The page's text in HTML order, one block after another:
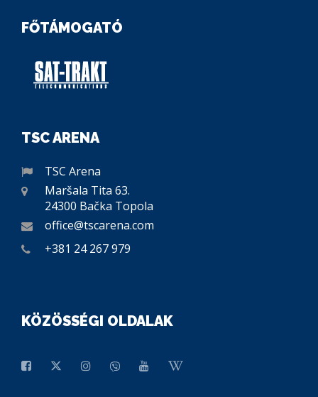
FŐTÁMOGATÓ
TSC ARENA
TSC Arena
Maršala Tita 63.
24300 Bačka Topola
office@tscarena.com
+381 24 267 979
KÖZÖSSÉGI OLDALAK